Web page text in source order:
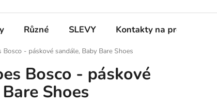
KOŠÍK
Různé SLEVY Kontakty na prodejny
Bosco - páskové sandále, Baby Bare Shoes
Bosco - páskové
Shoes